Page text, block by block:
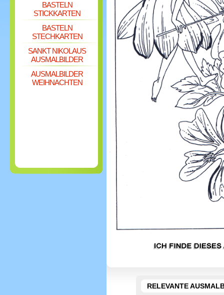
BASTELN
STICKKARTEN
BASTELN
STECHKARTEN
SANKT NIKOLAUS
AUSMALBILDER
AUSMALBILDER
WEIHNACHTEN
RELEVANTE